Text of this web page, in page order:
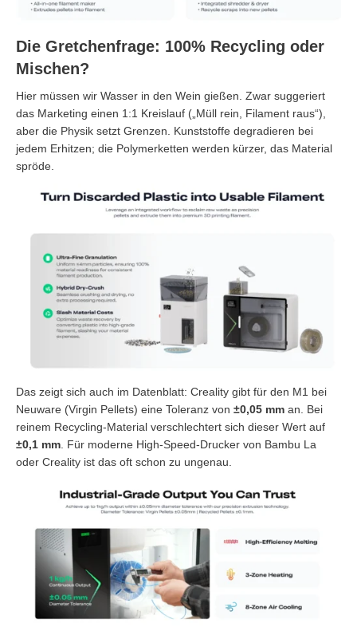
Die Gretchenfrage: 100% Recycling oder
Mischen?
Hier müssen wir Wasser in den Wein gießen. Zwar suggeriert
das Marketing einen 1:1 Kreislauf („Müll rein, Filament raus“),
aber die Physik setzt Grenzen. Kunststoffe degradieren bei
jedem Erhitzen; die Polymerketten werden kürzer, das Material
spröde.
Das zeigt sich auch im Datenblatt: Creality gibt für den M1 bei
Neuware (Virgin Pellets) eine Toleranz von ±0,05 mm an. Bei
reinem Recycling-Material verschlechtert sich dieser Wert auf
±0,1 mm. Für moderne High-Speed-Drucker von Bambu La
oder Creality ist das oft schon zu ungenau.